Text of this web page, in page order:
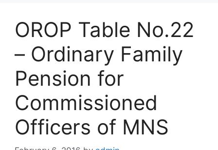
OROP Table No.22
– Ordinary Family
Pension for
Commissioned
Officers of MNS